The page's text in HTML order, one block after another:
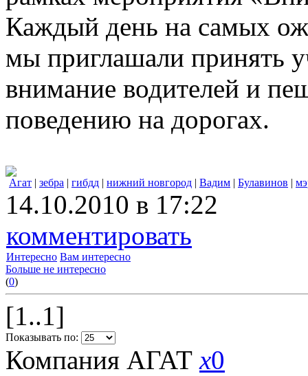
Каждый день на самых
мы приглашали принять
внимание водителей и
поведению на дорогах.
Агат | зебра | гибдд | нижний новгород | Вадим | Булавинов |
14.10.2010 в 17:22
комментировать
Интересно Вам интересно
Больше не интересно
(0)
[1..1]
Показывать по:
Компания АГАТx0